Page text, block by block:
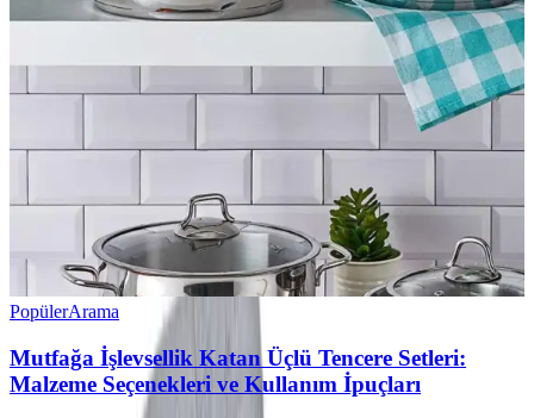
PopülerArama
Mutfağa İşlevsellik Katan Üçlü Tencere Setleri:
Malzeme Seçenekleri ve Kullanım İpuçları